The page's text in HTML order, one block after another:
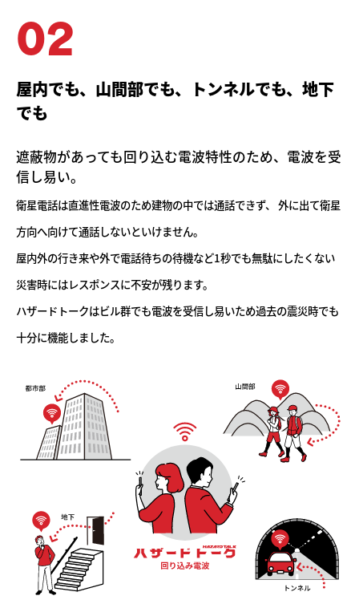
02
屋内でも、山間部でも、トンネルでも、地下
でも
遮蔽物があっても回り込む電波特性のため、 電波を受
信し易い。
衛星電話は直進性電波のため建物の中では通話できず、 外に出て衛星
方向へ向けて通話しないといけません。
屋内外の行き来や外で電話待ちの待機など1秒でも無駄にしたくない
災害時にはレスポンスに不安が残ります。
ハザードトークはビル群でも電波を受信し易いため過去の震災時でも
十分に機能しました。